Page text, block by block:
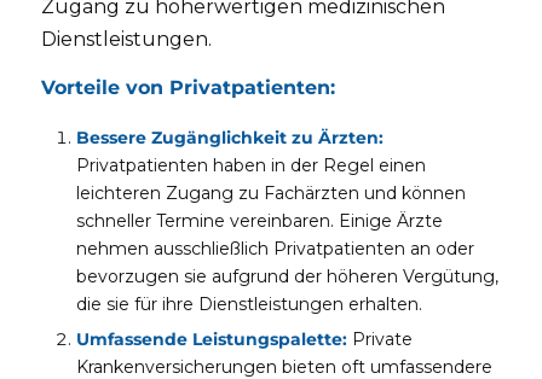
Zugang zu höherwertigen medizinischen
Dienstleistungen.
Vorteile von Privatpatienten:
Bessere Zugänglichkeit zu Ärzten:
Privatpatienten haben in der Regel einen
leichteren Zugang zu Fachärzten und können
schneller Termine vereinbaren. Einige Ärzte
nehmen ausschließlich Privatpatienten an oder
bevorzugen sie aufgrund der höheren Vergütung,
die sie für ihre Dienstleistungen erhalten.
Umfassende Leistungspalette:Private
Krankenversicherungen bieten oft umfassendere